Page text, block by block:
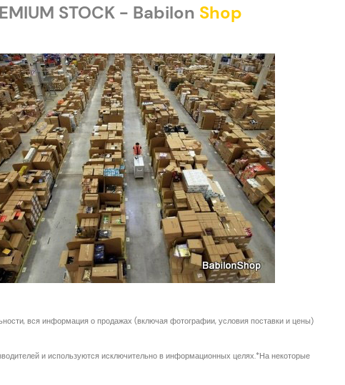
STOCK - Babilon Shop
вся информация о продажах (включая фотографии, условия поставки и цены)
и используются исключительно в информационных целях. *На некоторые